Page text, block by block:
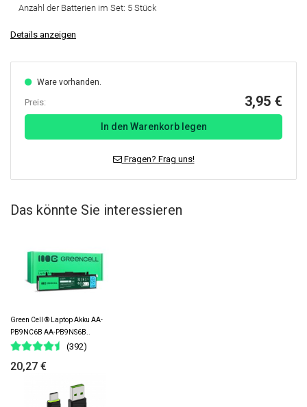
Anzahl der Batterien im Set: 5 Stück
Details anzeigen
Ware vorhanden.
Preis: 3,95 €
In den Warenkorb legen
Fragen? Frag uns!
Das könnte Sie interessieren
Green Cell ® Laptop Akku AA-
PB9NC6B AA-PB9NS6B..
(392)
20,27 €